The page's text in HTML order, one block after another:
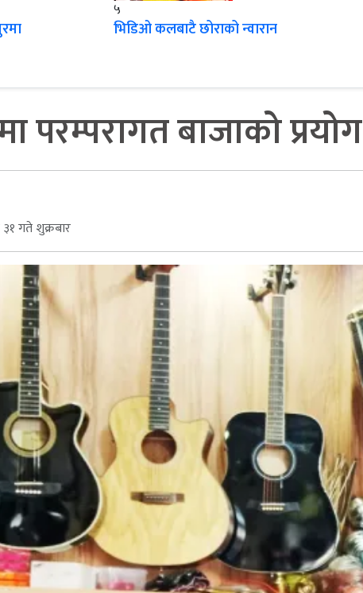
५
भिडिओ कलबाटै छोराको न्वारान
परम्परागत बाजाको प्रयोग
गते शुक्रबार